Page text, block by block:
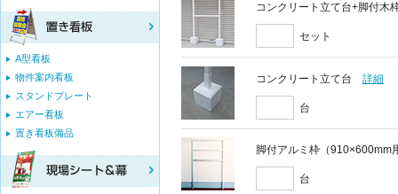
コンクリート立て台+脚付木
セット
コンクリート立て台 詳細
台
脚付アルミ枠（910×600mm
台
A型看板
物件案内看板
スタンドプレート
エアー看板
置き看板備品